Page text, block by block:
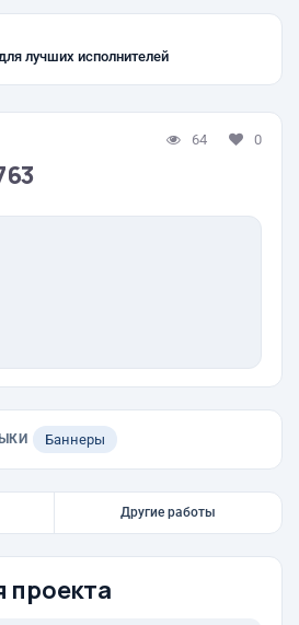
лучших исполнителей
64 0
Баннеры
Другие работы
проекта